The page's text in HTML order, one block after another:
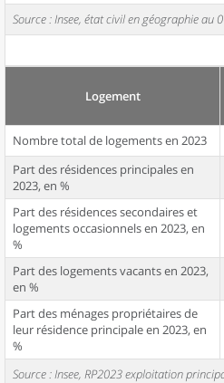
Source : Insee, état civil en géographie au
Logement
Nombre total de logements en 2023
Part des résidences principales en
2023, en %
Part des résidences secondaires et
logements occasionnels en 2023, en
%
Part des logements vacants en 2023,
en %
Part des ménages propriétaires de
leur résidence principale en 2023, en
%
Source : Insee, RP2023 exploitation